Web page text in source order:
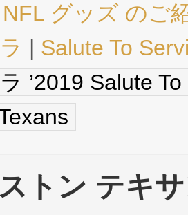
NFL グッズ のご
| Salute To
’2019 Salute
トン テキ